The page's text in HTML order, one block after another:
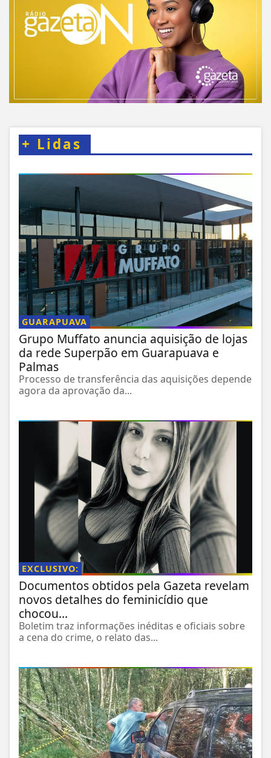
+ Lidas
GUARAPUAVA
Grupo Muffato anuncia aquisição de lojas
da rede Superpão em Guarapuava e
Palmas
Processo de transferência das aquisições depende
agora da aprovação da...
EXCLUSIVO:
Documentos obtidos pela Gazeta revelam
novos detalhes do feminicídio que
chocou...
Boletim traz informações inéditas e oficiais sobre
a cena do crime, o relato das...